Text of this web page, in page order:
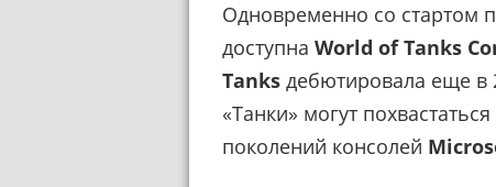
Одновременно со стартом
доступна World of Tanks
Tanks дебютировала еще в
«Танки» могут
поколений консолей